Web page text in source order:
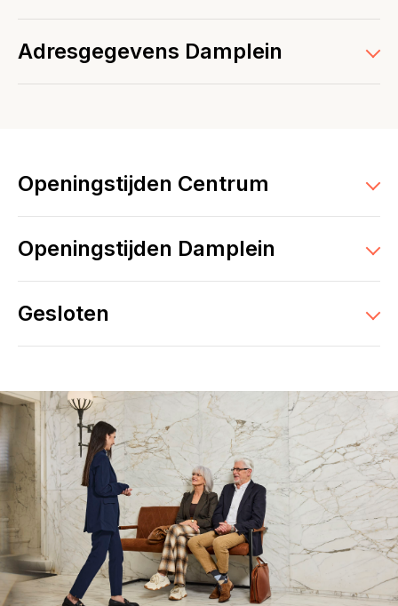
Adresgegevens Damplein
Openingstijden Centrum
Openingstijden Damplein
Gesloten